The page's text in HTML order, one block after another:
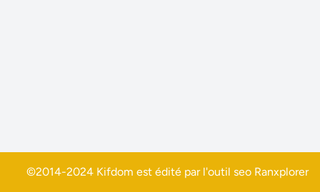
©2014-2024 Kifdom est édité par l'outil seo Ranxplorer